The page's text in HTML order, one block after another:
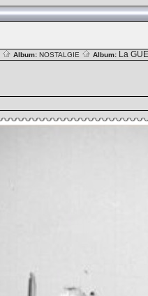
Album: NOSTALGIE Album: La